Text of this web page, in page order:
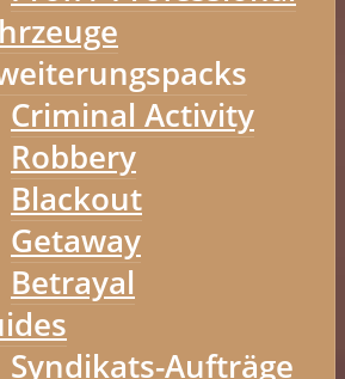
Criminal Activity
Robbery
Blackout
Getaway
Betrayal
Syndikats-Aufträge